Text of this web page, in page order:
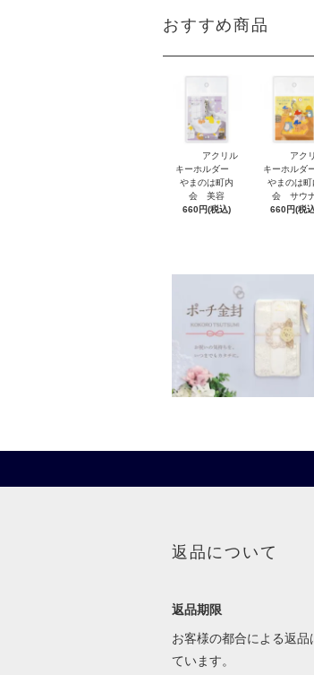
おすすめ商品
アクリル
キーホルダー
やまのは町内
会 美容
660円(税込)
アク
キーホルダ
やまのは町
会 サウ
660円(税
返品について
返品期限
お客様の都合による返品
ています。